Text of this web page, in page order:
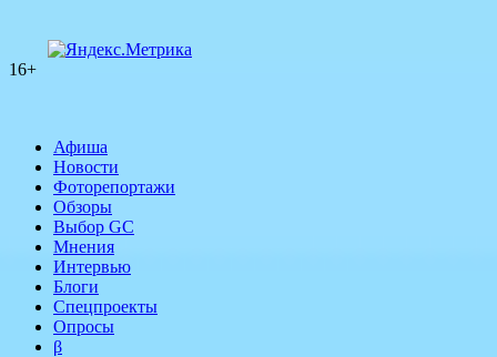
16+
Афиша
Новости
Фоторепортажи
Обзоры
Выбор GC
Мнения
Интервью
Блоги
Спецпроекты
Опросы
β